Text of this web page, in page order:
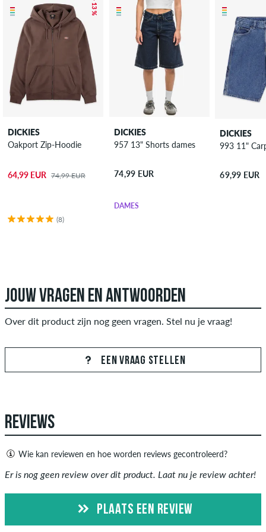
– 13 %
DICKIES
Oakport Zip-Hoodie
64,99 EUR 74,99 EUR
(8)
DICKIES
957 13" Shorts dames
74,99 EUR
DAMES
DICKIES
993 11"
69,99 EUR
JOUW VRAGEN EN ANTWOORDEN
Over dit product zijn nog geen vragen. Stel nu je vraag!
EEN VRAAG STELLEN
REVIEWS
Wie kan reviewen en hoe worden reviews gecontroleerd?
Alleen mensen met een skatedeluxe klant account kunnen
We publiceren zowel positieve als negatieve recensies.
Er is nog geen review over dit product. Laat nu je review achter!
PLAATS EEN REVIEW